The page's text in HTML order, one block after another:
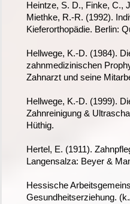
Heintze, S. D., Finke, C.,
Miethke, R.-R. (1992).
Kieferorthopädie. Berlin:
Hellwege, K.-D. (1984).
zahnmedizinischen
Zahnarzt und seine
Hellwege, K.-D. (1999).
Zahnreinigung &
Hüthig.
Hertel, E. (1911).
Langensalza: Beyer &
Hessische
Gesundheitserziehung.